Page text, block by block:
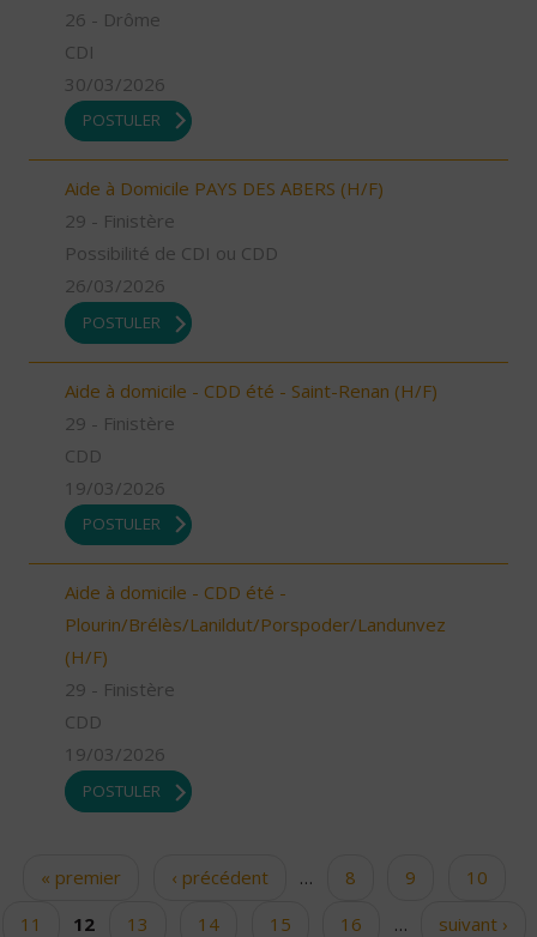
26 - Drôme
CDI
30/03/2026
POSTULER
Aide à Domicile PAYS DES ABERS (H/F)
29 - Finistère
Possibilité de CDI ou CDD
26/03/2026
POSTULER
Aide à domicile - CDD été - Saint-Renan (H/F)
29 - Finistère
CDD
19/03/2026
POSTULER
Aide à domicile - CDD été -
Plourin/Brélès/Lanildut/Porspoder/Landunvez
(H/F)
29 - Finistère
CDD
19/03/2026
POSTULER
Pages« premier ‹ précédent … 8 9
10
11
12 13 14 15 16 …
suivant ›